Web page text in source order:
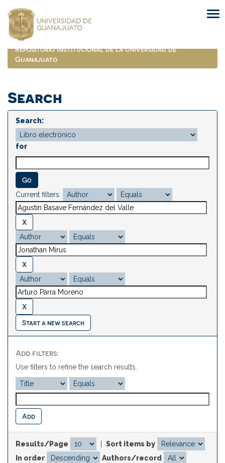
navigation
Repositorio Institucional de la Universidad de
Guanajuato
Search
Search:
for
Current filters:
Start a new search
Add filters:
Use filters to refine the search results.
Results/Page
Sort items by
In order
Authors/record